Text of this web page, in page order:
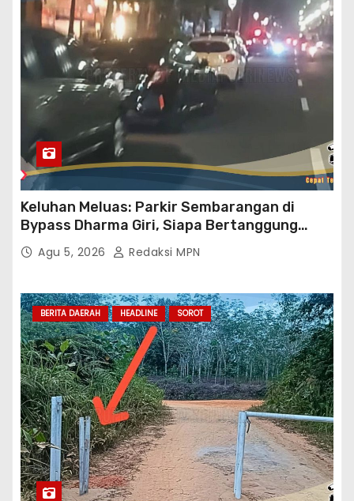
Keluhan Meluas: Parkir Sembarangan di
Bypass Dharma Giri, Siapa Bertanggung
Jawab?
Agu 5, 2026 Redaksi MPN
BERITA DAERAH HEADLINE SOROT